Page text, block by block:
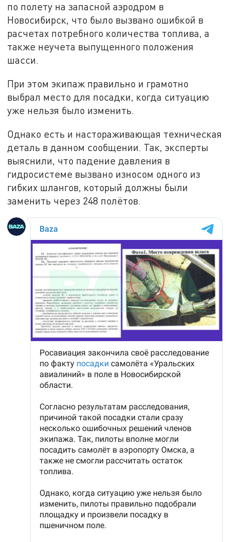
по полету на запасной аэродром в
Новосибирск, что было вызвано ошибкой в
расчетах потребного количества топлива, а
также неучета выпущенного положения
шасси.
При этом экипаж правильно и грамотно
выбрал место для посадки, когда ситуацию
уже нельзя было изменить.
Однако есть и настораживающая техническая
деталь в данном сообщении. Так, эксперты
выяснили, что падение давления в
гидросистеме вызвано износом одного из
гибких шлангов, который должны были
заменить через 248 полётов.